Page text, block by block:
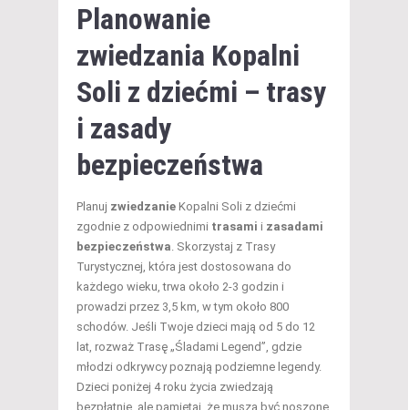
Planowanie
zwiedzania Kopalni
Soli z dziećmi – trasy
i zasady
bezpieczeństwa
Planuj zwiedzanie Kopalni Soli z dziećmi
zgodnie z odpowiednimi trasami i zasadami
bezpieczeństwa . Skorzystaj z Trasy
Turystycznej, która jest dostosowana do
każdego wieku, trwa około 2-3 godzin i
prowadzi przez 3,5 km, w tym około 800
schodów. Jeśli Twoje dzieci mają od 5 do 12
lat, rozważ Trasę „Śladami Legend”, gdzie
młodzi odkrywcy poznają podziemne legendy.
Dzieci poniżej 4 roku życia zwiedzają
bezpłatnie, ale pamiętaj, że muszą być noszone